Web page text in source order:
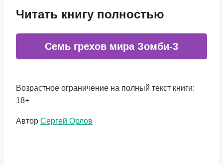
Читать книгу полностью
Семь грехов мира Зомби-3
Возрастное ограничение на полный текст книги:
18+
Метки
Автор Сергей Орлов